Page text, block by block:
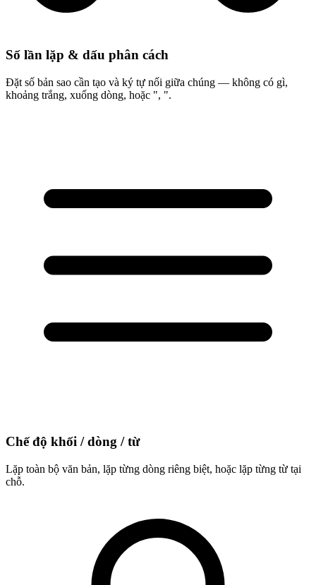
Số lần lặp & dấu phân cách
Đặt số bản sao cần tạo và ký tự nối giữa chúng — không có gì,
khoảng trắng, xuống dòng, hoặc ", ".
Chế độ khối / dòng / từ
Lặp toàn bộ văn bản, lặp từng dòng riêng biệt, hoặc lặp từng từ tại
chỗ.